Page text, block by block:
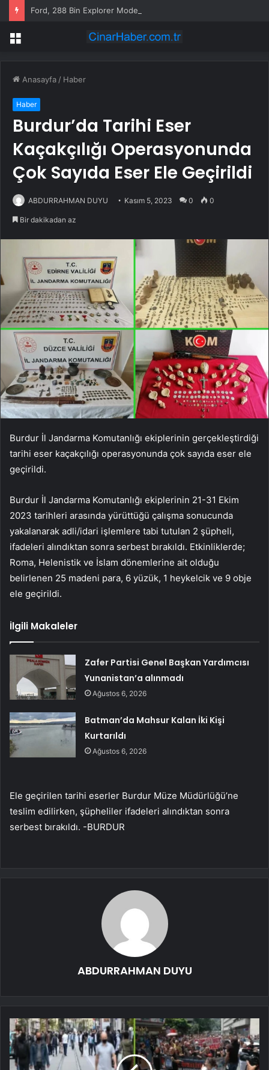
Menü
Anasayfa / Haber
Haber
Burdur’da Tarihi Eser
Kaçakçılığı Operasyonunda
Çok Sayıda Eser Ele Geçirildi
ABDURRAHMAN DUYU Kasım 5, 2023 0 0
Bir dakikadan az
Burdur İl Jandarma Komutanlığı ekiplerinin gerçekleştirdiği
tarihi eser kaçakçılığı operasyonunda çok sayıda eser ele
geçirildi.
Burdur İl Jandarma Komutanlığı ekiplerinin 21-31 Ekim
2023 tarihleri ​​arasında yürüttüğü çalışma sonucunda
yakalanarak adli/idari işlemlere tabi tutulan 2 şüpheli,
ifadeleri alındıktan sonra serbest bırakıldı. Etkinliklerde;
Roma, Helenistik ve İslam dönemlerine ait olduğu
belirlenen 25 madeni para, 6 yüzük, 1 heykelcik ve 9 obje
ele geçirildi.
İlgili Makaleler
Zafer Partisi Genel Başkan Yardımcısı
Yunanistan’a alınmadı
Ağustos 6, 2026
Batman’da Mahsur Kalan İki Kişi
Kurtarıldı
Ağustos 6, 2026
Ele geçirilen tarihi eserler Burdur Müze Müdürlüğü’ne
teslim edilirken, şüpheliler ifadeleri alındıktan sonra
serbest bırakıldı. -BURDUR
ABDURRAHMAN DUYU